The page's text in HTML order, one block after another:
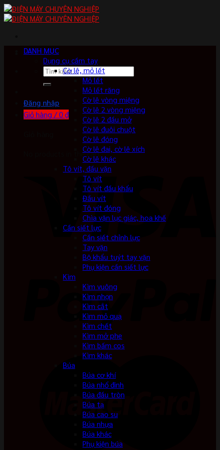
Skip
to
Tìm
kiếm:
Đăng nhập
Giỏ hàng /0 ₫
No products in the cart.
DANH MỤC
Dụng cụ cầm tay
Cờ lê, mỏ lết
Mỏ lết
Mỏ lết răng
Cờ lê vòng miệng
Cờ lê 2 vòng miệng
Cờ lê 2 đầu mở
Cờ lê đuôi chuột
Cờ lê đóng
Cờ lê đai, cờ lê xích
Cờ lê khác
Tô vít, đầu vặn
Tô vít
Tô vít đầu khẩu
Đầu vít
Tô vít đóng
Chìa vặn lục giác, hoa khế
Cần siết lực
Cần siết chỉnh lực
Tay vặn
Bộ khẩu tuýt tay vặn
Phụ kiện cần siết lực
Kìm
Kìm vuông
Kìm nhọn
Kìm cắt
Kìm mỏ quạ
Kìm chết
Kìm mở phe
Kìm bấm cos
Kìm khác
Búa
Búa cơ khí
Búa nhổ đinh
Búa đầu tròn
Búa tạ
Búa cao su
Búa nhựa
Búa khác
Phụ kiện búa